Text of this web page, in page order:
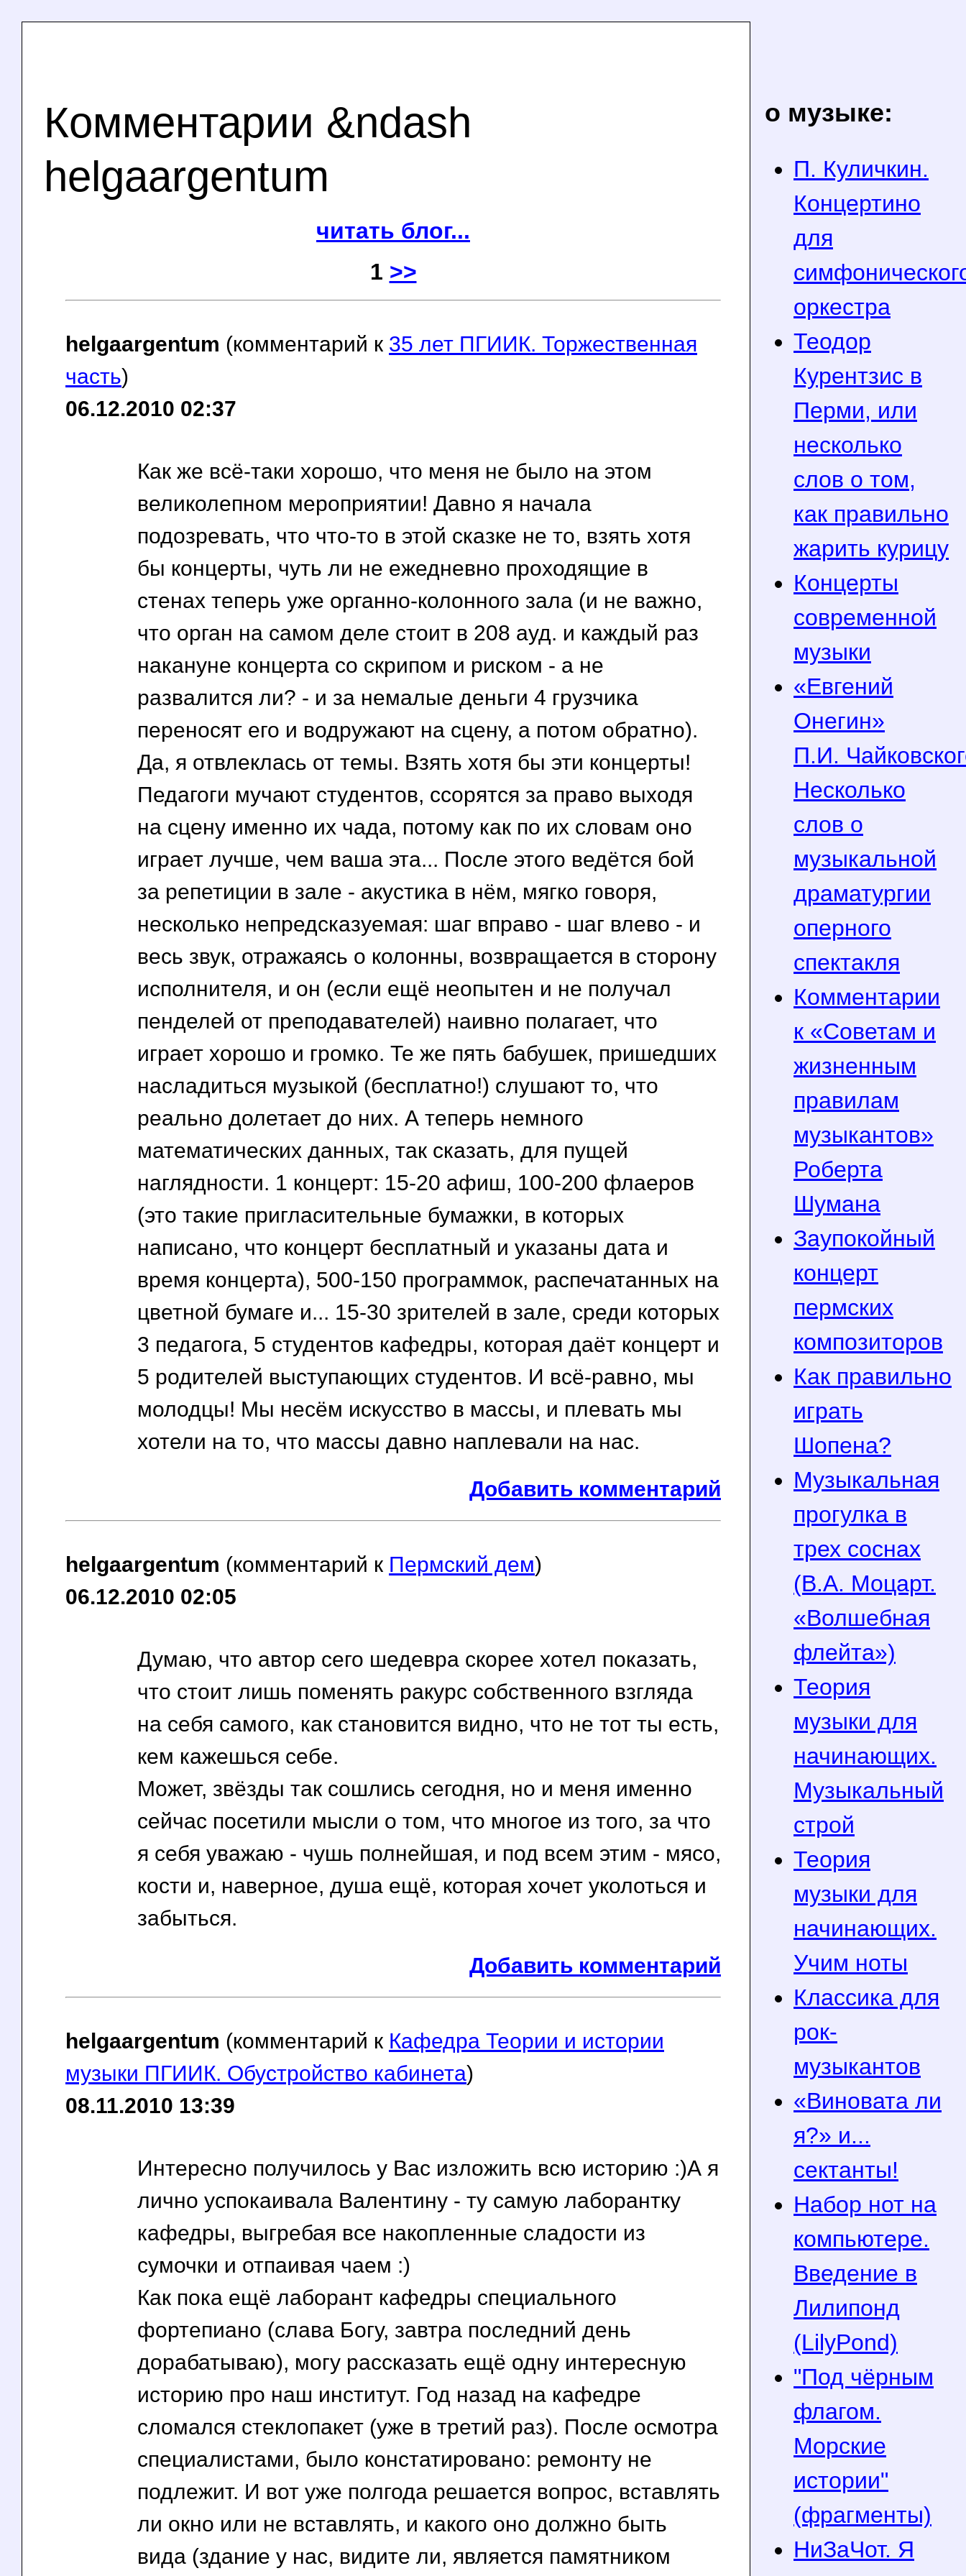
о музыке:
П. Куличкин.
Концертино
для
оркестра
Теодор
Курентзис в
Перми, или
несколько
слов о том,
как правильно
жарить курицу
Концерты
современной
музыки
«Евгений
Онегин»
П.И.
Несколько
слов о
музыкальной
драматургии
оперного
спектакля
Комментарии
к «Советам и
жизненным
правилам
музыкантов»
Роберта
Шумана
Заупокойный
концерт
пермских
композиторов
Как правильно
играть
Шопена?
Музыкальная
прогулка в
трех соснах
(В.А. Моцарт.
«Волшебная
флейта»)
Теория
музыки для
начинающих.
Музыкальный
строй
Теория
музыки для
начинающих.
Учим ноты
Классика для
рок-
музыкантов
«Виновата ли
я?» и...
сектанты!
Набор нот на
компьютере.
Введение в
Лилипонд
(LilyPond)
"Под чёрным
флагом.
Морские
истории"
(фрагменты)
НиЗаЧот. Я
Комментарии &ndash
helgaargentum
читать блог...
1 >>
helgaargentum (комментарий к 35 лет ПГИИК. Торжественная
часть)
06.12.2010 02:37
Как же всё-таки хорошо, что меня не было на этом
великолепном мероприятии! Давно я начала
подозревать, что что-то в этой сказке не то, взять хотя
бы концерты, чуть ли не ежедневно проходящие в
стенах теперь уже органно-колонного зала (и не важно,
что орган на самом деле стоит в 208 ауд. и каждый раз
накануне концерта со скрипом и риском - а не
развалится ли? - и за немалые деньги 4 грузчика
переносят его и водружают на сцену, а потом обратно).
Да, я отвлеклась от темы. Взять хотя бы эти концерты!
Педагоги мучают студентов, ссорятся за право выходя
на сцену именно их чада, потому как по их словам оно
играет лучше, чем ваша эта... После этого ведётся бой
за репетиции в зале - акустика в нём, мягко говоря,
несколько непредсказуемая: шаг вправо - шаг влево - и
весь звук, отражаясь о колонны, возвращается в сторону
исполнителя, и он (если ещё неопытен и не получал
пенделей от преподавателей) наивно полагает, что
играет хорошо и громко. Те же пять бабушек, пришедших
насладиться музыкой (бесплатно!) слушают то, что
реально долетает до них. А теперь немного
математических данных, так сказать, для пущей
наглядности. 1 концерт: 15-20 афиш, 100-200 флаеров
(это такие пригласительные бумажки, в которых
написано, что концерт бесплатный и указаны дата и
время концерта), 500-150 программок, распечатанных на
цветной бумаге и... 15-30 зрителей в зале, среди которых
3 педагога, 5 студентов кафедры, которая даёт концерт и
5 родителей выступающих студентов. И всё-равно, мы
молодцы! Мы несём искусство в массы, и плевать мы
хотели на то, что массы давно наплевали на нас.
Добавить комментарий
helgaargentum (комментарий к Пермский дем)
06.12.2010 02:05
Думаю, что автор сего шедевра скорее хотел показать,
что стоит лишь поменять ракурс собственного взгляда
на себя самого, как становится видно, что не тот ты есть,
кем кажешься себе.
Может, звёзды так сошлись сегодня, но и меня именно
сейчас посетили мысли о том, что многое из того, за что
я себя уважаю - чушь полнейшая, и под всем этим - мясо,
кости и, наверное, душа ещё, которая хочет уколоться и
забыться.
Добавить комментарий
helgaargentum (комментарий к Кафедра Теории и истории
музыки ПГИИК. Обустройство кабинета)
08.11.2010 13:39
Интересно получилось у Вас изложить всю историю :)А я
лично успокаивала Валентину - ту самую лаборантку
кафедры, выгребая все накопленные сладости из
сумочки и отпаивая чаем :)
Как пока ещё лаборант кафедры специального
фортепиано (слава Богу, завтра последний день
дорабатываю), могу рассказать ещё одну интересную
историю про наш институт. Год назад на кафедре
сломался стеклопакет (уже в третий раз). После осмотра
специалистами, было констатировано: ремонту не
подлежит. И вот уже полгода решается вопрос, вставлять
ли окно или не вставлять, и какого оно должно быть
вида (здание у нас, видите ли, является памятником